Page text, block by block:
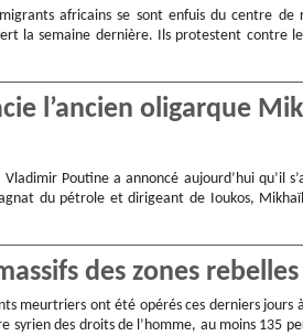
africains se sont enfuis du centre de
la semaine dernière. Ils protestent contre
l’ancien oligarque
Vladimir Poutine a annoncé aujourd’hui qu’il
du pétrole et dirigeant de Ioukos,
des zones
meurtriers ont été opérés ces derniers jours
syrien des droits de l’homme, au moins 135